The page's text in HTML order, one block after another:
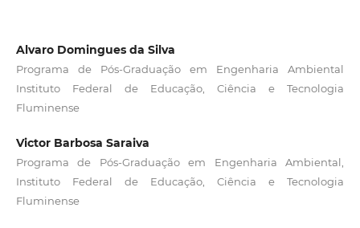
Alvaro Domingues da Silva
Programa de Pós-Graduação em Engenharia Ambiental
Instituto Federal de Educação, Ciência e Tecnologia
Fluminense
Victor Barbosa Saraiva
Programa de Pós-Graduação em Engenharia Ambiental,
Instituto Federal de Educação, Ciência e Tecnologia
Fluminense